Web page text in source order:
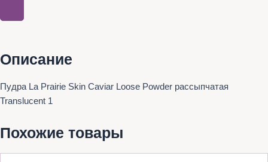
Описание
Пудра La Prairie Skin Caviar Loose Powder рассыпчатая
Translucent 1
Похожие товары